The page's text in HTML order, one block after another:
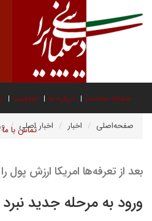
صفحه نخست درباره ما عضویت
تماس با ما صفحه‌اصلی اخبار اخبار اصلی
بعد از تعرفه‌ها امریکا ارزش
ورود به مرحله جدید